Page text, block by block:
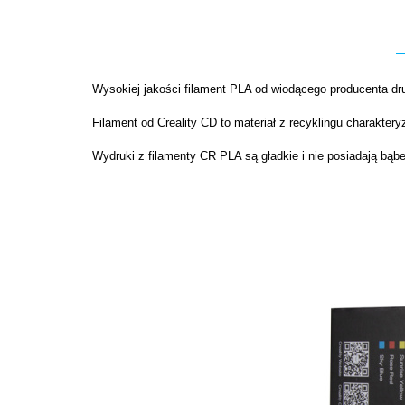
Wysokiej jakości filament PLA od wiodącego producenta
Filament od Creality CD to materiał z recyklingu
Wydruki z filamenty CR PLA są gładkie i nie posiadają